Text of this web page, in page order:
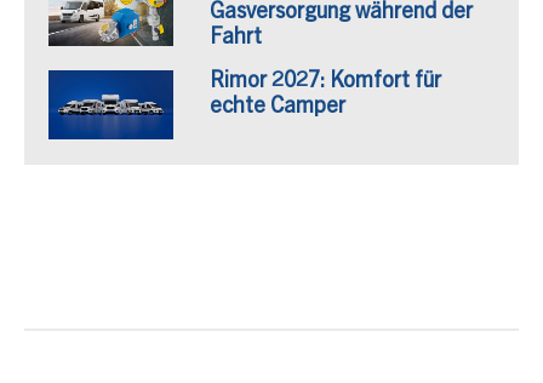
Gasversorgung während der
Fahrt
Rimor 2027: Komfort für
echte Camper